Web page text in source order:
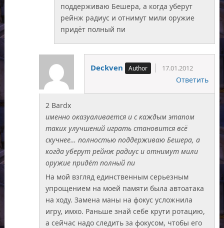
поддерживаю Бешера, а когда уберут
рейнж радиус и отнимут мили оружие
придёт полный пи
Deckven 17.01.2012
Ответить
2 Bardx
именно оказуаливается и с каждым этапом
таких улучшений играть становится всё
скучнее… полностью поддерживаю Бешера, а
когда уберут рейнж радиус и отнимут мили
оружие придёт полный пи
На мой взгляд единственным серьезным
упрощением на моей памяти была автоатака
на ходу. Замена маны на фокус усложнила
игру, имхо. Раньше знай себе крути ротацию,
а сейчас надо следить за фокусом, чтобы его